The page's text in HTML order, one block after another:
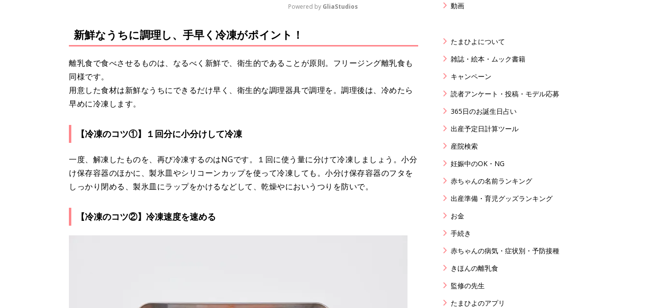
u
t
Powered by GliaStudios
新鮮なうちに調理し、手早く冷凍がポイント！
離乳食で食べさせるものは、なるべく新鮮で、衛生的であることが原則。フリージング離乳食も
同様です。
用意した食材は新鮮なうちにできるだけ早く、衛生的な調理器具で調理を。調理後は、冷めたら
早めに冷凍します。
【冷凍のコツ①】１回分に小分けして冷凍
一度、解凍したものを、再び冷凍するのはNGです。１回に使う量に分けて冷凍しましょう。小分
け保存容器のほかに、製氷皿やシリコーンカップを使って冷凍しても。小分け保存容器のフタを
しっかり閉める、製氷皿にラップをかけるなどして、乾燥やにおいうつりを防いで。
【冷凍のコツ②】冷凍速度を速める
動画
たまひよについて
雑誌・絵本・ムック書籍
キャンペーン
読者アンケート・投稿・モデル応募
365日のお誕生日占い
出産予定日計算ツール
産院検索
妊娠中のOK・NG
赤ちゃんの名前ランキング
出産準備・育児グッズランキング
お金
手続き
赤ちゃんの病気・症状別・予防接種
きほんの離乳食
監修の先生
たまひよのアプリ